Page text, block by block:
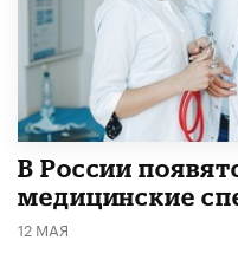
В России
медицинские
12 МАЯ